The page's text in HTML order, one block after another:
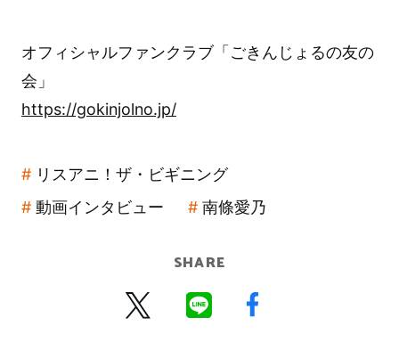
オフィシャルファンクラブ「ごきんじょるの友の
会」
https://gokinjolno.jp/
リスアニ！ザ・ビギニング
動画インタビュー
南條愛乃
SHARE